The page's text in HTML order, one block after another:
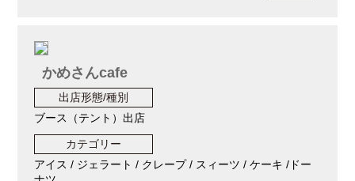
かめさんcafe
出店形態/種別
ブース（テント）出店
カテゴリー
アイス / ジェラート / クレープ / スィーツ / ケーキ /ドー